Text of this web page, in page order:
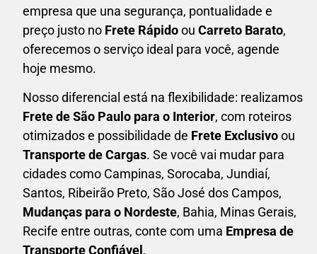
empresa que una segurança, pontualidade e
preço justo no Frete Rápidoou Carreto Barato,
oferecemos o serviço ideal para você, agende
hoje mesmo.
Nosso diferencial está na flexibilidade: realizamos
Frete de São Paulo para o Interior, com roteiros
otimizados e possibilidade de Frete Exclusivoou
Transporte de Cargas. Se você vai mudar para
cidades como Campinas, Sorocaba, Jundiaí,
Santos, Ribeirão Preto, São José dos Campos,
Mudanças para o Nordeste, Bahia, Minas Gerais,
Recife entre outras, conte com uma Empresa de
Transporte Confiável .